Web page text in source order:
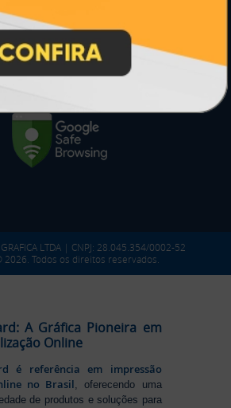
GRAFICA LTDA | CNPJ: 28.045.354/0002-52
2026. Todos os direitos reservados.
A Gráfica Pioneira em
Online
é referência em impressão
no Brasil, oferecendo uma
de produtos e soluções para